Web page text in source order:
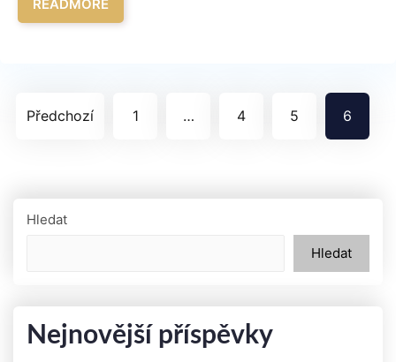
READMORE
Stránkování
Předchozí 1 … 4 5 6
Hledat
Hledat
Nejnovější příspěvky